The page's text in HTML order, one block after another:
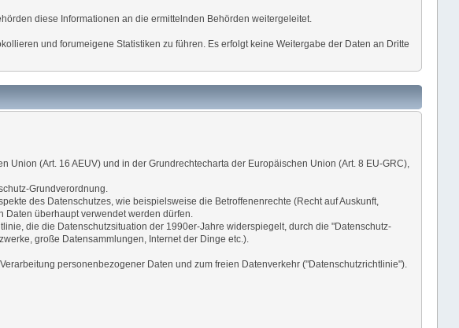
diese Informationen an die ermittelnden Behörden weitergeleitet.
und forumeigene Statistiken zu führen. Es erfolgt keine Weitergabe der Daten an Dritte
(Art. 16 AEUV) und in der Grundrechtecharta der Europäischen Union (Art. 8 EU-GRC),
Grundverordnung.
des Datenschutzes, wie beispielsweise die Betroffenenrechte (Recht auf Auskunft,
überhaupt verwendet werden dürfen.
die die Datenschutzsituation der 1990er-Jahre widerspiegelt, durch die "Datenschutz-
große Datensammlungen, Internet der Dinge etc.).
personenbezogener Daten und zum freien Datenverkehr ("Datenschutzrichtlinie").